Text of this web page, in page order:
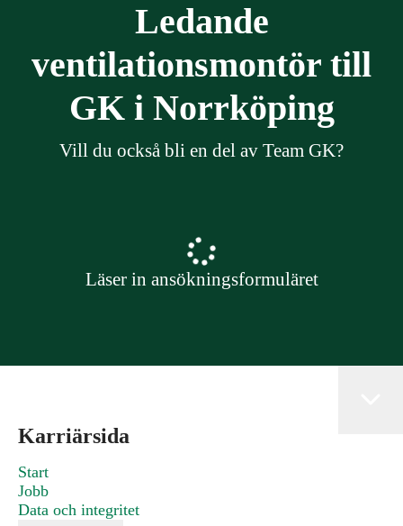
Ledande
ventilationsmontör till
GK i Norrköping
Vill du också bli en del av Team GK?
Läser in ansökningsformuläret
Karriärsida
Start
Jobb
Data och integritet